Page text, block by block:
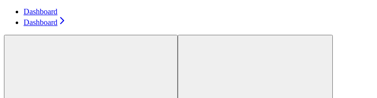
Dashboard
Dashboard